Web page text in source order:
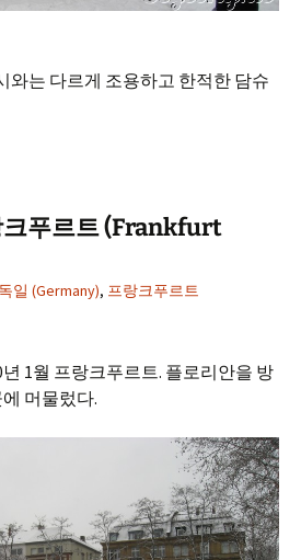
와는 다르게 조용하고 한적한 담슈
크푸르트 (Frankfurt
독일 (Germany), 프랑크푸르트
1월 프랑크푸르트. 플로리안을 방
머물렀다.